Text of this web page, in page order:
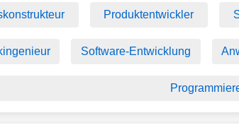
Produktentwickler
Software-Entwicklung